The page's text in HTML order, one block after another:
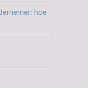
hoe